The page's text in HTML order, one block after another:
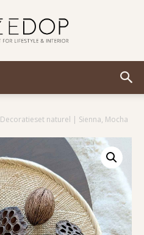
Decoratieset naturel | Sienna, Mocha